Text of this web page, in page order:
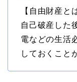
【自由財産と
自己破産した
電などの生活
しておくこと